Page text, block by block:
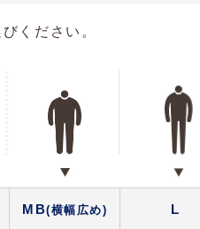
ください。
MB(横幅広め) L